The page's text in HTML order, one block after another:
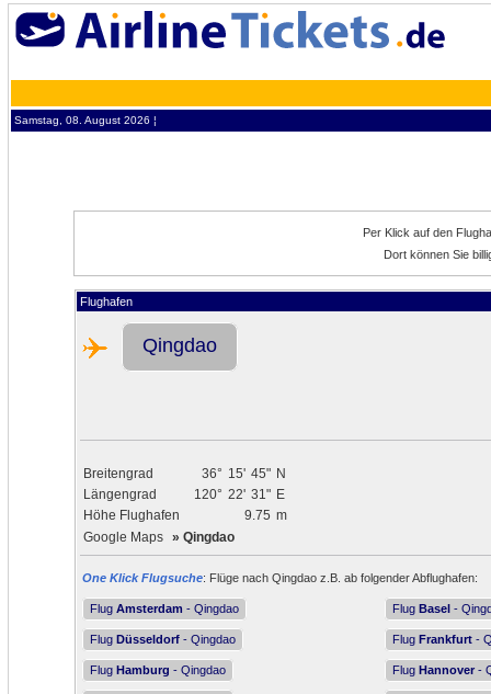
Samstag, 08. August 2026 ¦
Per Klick auf den
Dort können Sie
Flughafen
Qingdao
Breitengrad 36° 15' 45" N
Längengrad
120° 22' 31" E
Höhe Flughafen
9.75 m
Google Maps » Qingdao
One Klick Flugsuche: Flüge nach Qingdao z.B. ab folgender Abflughafen:
Flug Amsterdam - Qingdao Flug Basel -
Flug Düsseldorf - Qingdao Flug Frankfurt -
Flug Hamburg - Qingdao Flug Hannover -